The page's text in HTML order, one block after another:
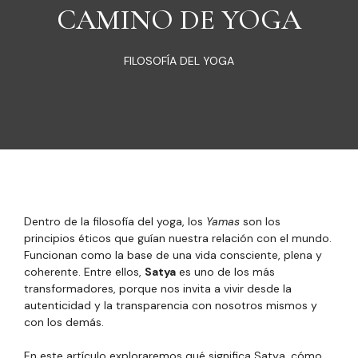
CAMINO DE YOGA
FILOSOFÍA DEL YOGA
Dentro de la filosofía del yoga, los Yamas son los
principios éticos que guían nuestra relación con el mundo.
Funcionan como la base de una vida consciente, plena y
coherente. Entre ellos, Satya es uno de los más
transformadores, porque nos invita a vivir desde la
autenticidad y la transparencia con nosotros mismos y
con los demás.